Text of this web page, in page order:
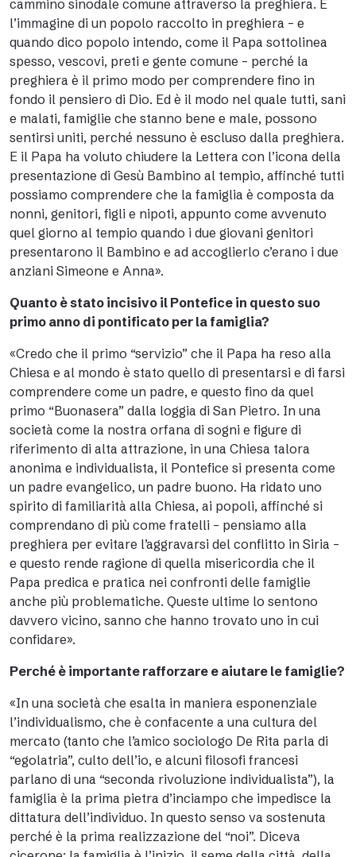
cammino sinodale comune attraverso la preghiera. È
l’immagine di un popolo raccolto in preghiera – e
quando dico popolo intendo, come il Papa sottolinea
spesso, vescovi, preti e gente comune – perché la
preghiera è il primo modo per comprendere fino in
fondo il pensiero di Dio. Ed è il modo nel quale tutti, sani
e malati, famiglie che stanno bene e male, possono
sentirsi uniti, perché nessuno è escluso dalla preghiera.
E il Papa ha voluto chiudere la Lettera con l’icona della
presentazione di Gesù Bambino al tempio, affinché tutti
possiamo comprendere che la famiglia è composta da
nonni, genitori, figli e nipoti, appunto come avvenuto
quel giorno al tempio quando i due giovani genitori
presentarono il Bambino e ad accoglierlo c’erano i due
anziani Simeone e Anna».
Quanto è stato incisivo il Pontefice in questo suo
primo anno di pontificato per la famiglia?
«Credo che il primo “servizio” che il Papa ha reso alla
Chiesa e al mondo è stato quello di presentarsi e di farsi
comprendere come un padre, e questo fino da quel
primo “Buonasera” dalla loggia di San Pietro. In una
società come la nostra orfana di sogni e figure di
riferimento di alta attrazione, in una Chiesa talora
anonima e individualista, il Pontefice si presenta come
un padre evangelico, un padre buono. Ha ridato uno
spirito di familiarità alla Chiesa, ai popoli, affinché si
comprendano di più come fratelli – pensiamo alla
preghiera per evitare l’aggravarsi del conflitto in Siria –
e questo rende ragione di quella misericordia che il
Papa predica e pratica nei confronti delle famiglie
anche più problematiche. Queste ultime lo sentono
davvero vicino, sanno che hanno trovato uno in cui
confidare».
Perché è importante rafforzare e aiutare le famiglie?
«In una società che esalta in maniera esponenziale
l’individualismo, che è confacente a una cultura del
mercato (tanto che l’amico sociologo De Rita parla di
“egolatria”, culto dell’io, e alcuni filosofi francesi
parlano di una “seconda rivoluzione individualista”), la
famiglia è la prima pietra d’inciampo che impedisce la
dittatura dell’individuo. In questo senso va sostenuta
perché è la prima realizzazione del “noi”. Diceva